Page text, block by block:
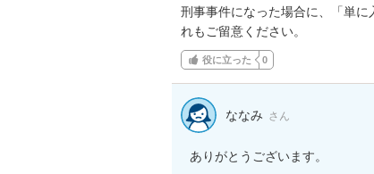
刑事事件になった場合に、「単
れもご留意ください。
役に立った 0
ななみ さん
ありがとうございます。